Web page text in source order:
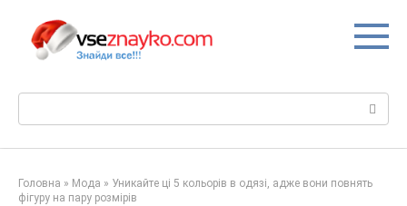
вмісту
Головна » Мода » Уникайте ці 5 кольорів в одязі, адже вони повнять
фігуру на пару розмірів